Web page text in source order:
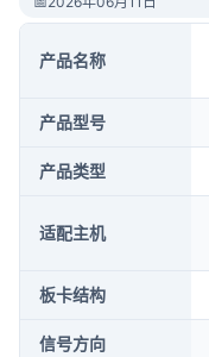
产品名称
产品型号
产品类型
适配主机
板卡结构
信号方向